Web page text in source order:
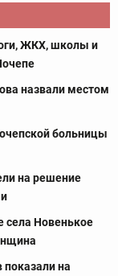
ЖКХ, школы и
назвали местом
больницы
на решение
села Новенькое
на